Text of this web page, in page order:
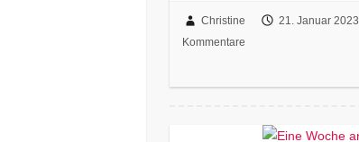
Christine 21. Januar 2023
Kommentare